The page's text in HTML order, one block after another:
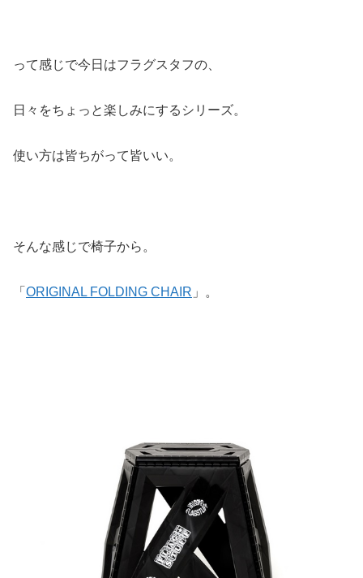
って感じで今日はフラグスタフの、
日々をちょっと楽しみにするシリーズ。
使い方は皆ちがって皆いい。
そんな感じで椅子から。
「 ORIGINAL FOLDING CHAIR 」。